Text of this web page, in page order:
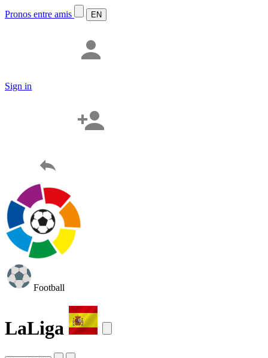
Pronos entre amis
Sign in
Football
LaLiga